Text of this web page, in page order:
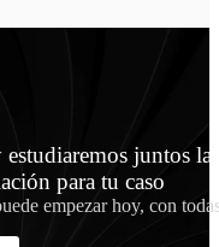
juntos la
para tu caso
empezar hoy, con